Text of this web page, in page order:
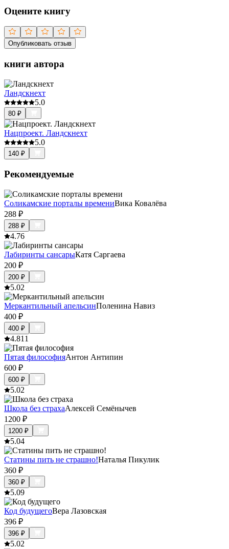
Оцените книгу
Опубликовать отзыв
книги автора
Ландскнехт
5.0
80 ₽
Нацпроект. Ландскнехт
5.0
140 ₽
Рекомендуемые
Соликамские порталы времениВика Ковалёва
288 ₽
288 ₽
4.76
Лабиринты сансарыКатя Саргаева
200 ₽
200 ₽
5.02
Меркантильный апельсинПоленина Навиз
400 ₽
400 ₽
4.811
Пятая философияАнтон Антипин
600 ₽
600 ₽
5.02
Школа без страхаАлексей Семёнычев
1200 ₽
1200 ₽
5.04
Статины пить не страшно!Наталья Пикулик
360 ₽
360 ₽
5.09
Код будущегоВера Лазовская
396 ₽
396 ₽
5.02